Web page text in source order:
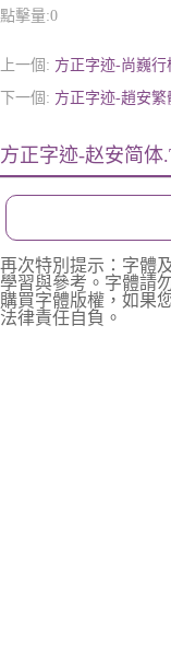
點擊量:0
上一個: 方正字迹-尚巍
下一個: 方正字迹-趙安繁
方正字迹-赵安简体
再次特別提示：字體
學習與參考。字體請
購買字體版權，如果
法律責任自負。